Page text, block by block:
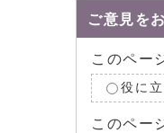
ご意見を
このペー
役に立
このペー